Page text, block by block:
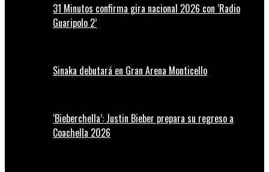
31 Minutos confirma gira nacional 2026 con ‘Radio
Guaripolo 2’
Sinaka debutará en Gran Arena Monticello
‘Bieberchella’: Justin Bieber prepara su regreso a
Coachella 2026